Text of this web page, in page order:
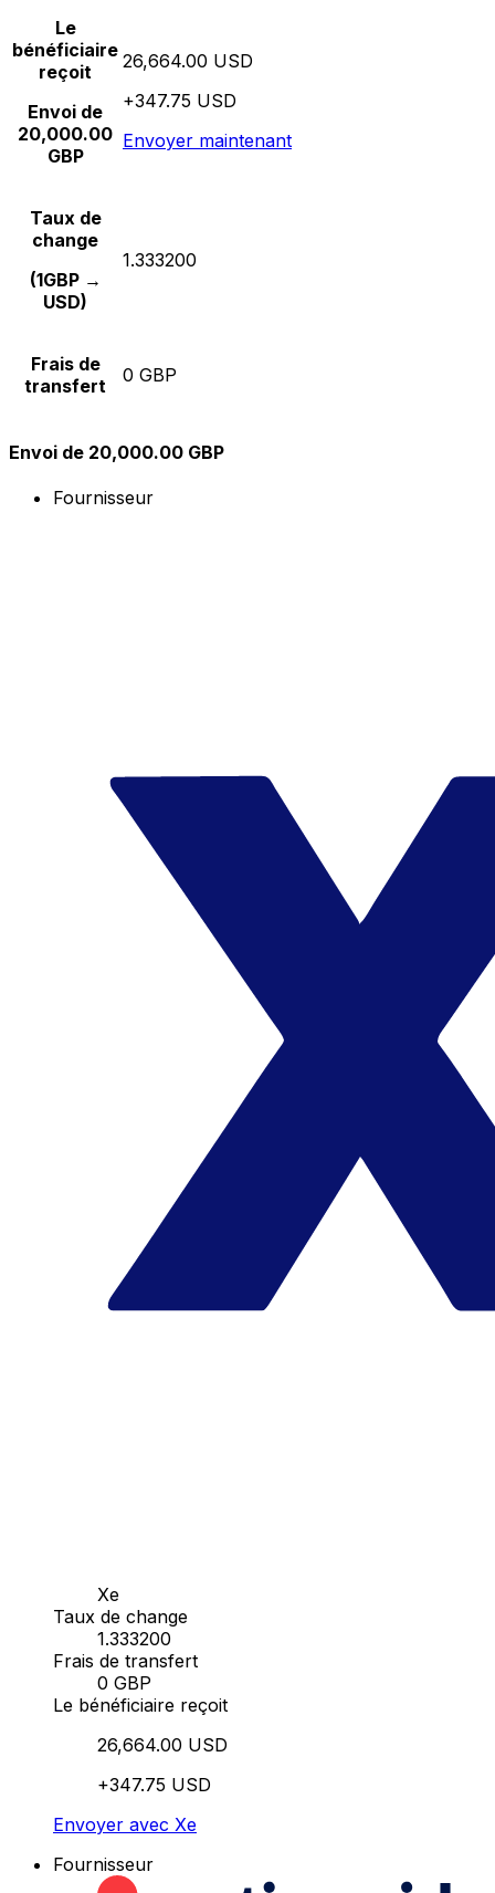
Le
bénéficiaire
reçoit
Envoi de
20,000.00
GBP
26,664.00 USD
+347.75 USD
Envoyer maintenant
Taux de
change
(1GBP →
USD)
1.333200
Frais de
transfert
0 GBP
Envoi de 20,000.00 GBP
Fournisseur
Xe
Taux de change
1.333200
Frais de transfert
0 GBP
Le bénéficiaire reçoit
26,664.00 USD
+347.75 USD
Envoyer avec Xe
Fournisseur